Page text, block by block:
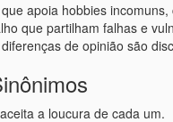
apoia hobbies
que partilham falhas e
de opinião são
a loucura de cada um.